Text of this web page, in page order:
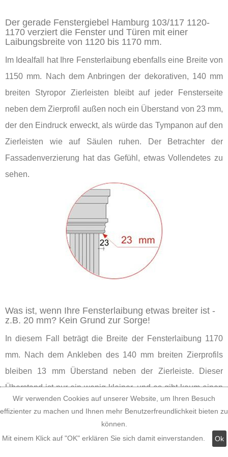
Der gerade Fenstergiebel Hamburg 103/117 1120-
1170 verziert die Fenster und Türen mit einer
Laibungsbreite von 1120 bis 1170 mm.
Im Idealfall hat Ihre Fensterlaibung ebenfalls eine Breite von
1150 mm. Nach dem Anbringen der dekorativen, 140 mm
breiten Styropor Zierleisten bleibt auf jeder Fensterseite
neben dem Zierprofil außen noch ein Überstand von 23 mm,
der den Eindruck erweckt, als würde das Tympanon auf den
Zierleisten wie auf Säulen ruhen. Der Betrachter der
Fassadenverzierung hat das Gefühl, etwas Vollendetes zu
sehen.
Was ist, wenn Ihre Fensterlaibung etwas breiter ist -
z.B. 20 mm? Kein Grund zur Sorge!
In diesem Fall beträgt die Breite der Fensterlaibung 1170
mm. Nach dem Ankleben des 140 mm breiten Zierprofils
bleiben 13 mm Überstand neben der Zierleiste. Dieser
Überstand ist nur ein wenig kleiner, und es gibt kaum einen
Betrachter, dem das an der Fensterverzierung auffällt,
solange er nicht mit der Nase daraufgestoßen wird. Also
können Sie guten Gewissens das Tympanon aus der
Wir verwenden Cookies auf unserer Website, um Ihren Besuch
effizienter zu machen und Ihnen mehr Benutzerfreundlichkeit bieten zu
können.
Mit einem Klick auf "OK" erklären Sie sich damit einverstanden.
Ok